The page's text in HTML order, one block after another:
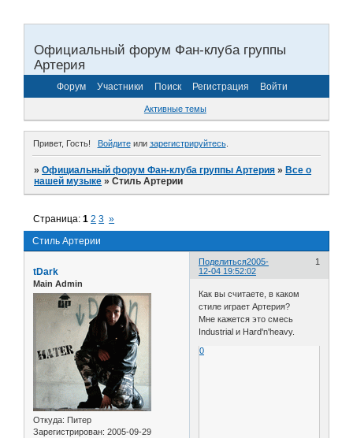
Официальный форум Фан-клуба группы
Артерия
Форум Участники Поиск Регистрация Войти
Активные темы
Привет, Гость! Войдитеили зарегистрируйтесь.
»Официальный форум Фан-клуба группы Артерия »Все о
нашей музыке »Стиль Артерии
Стиль Артерии
Страница:1 2 3 »
Поделиться 1
2005-
12-04 19:52:02
tDark
Main Admin
Откуда: Питер
Зарегистрирован: 2005-09-29
Как вы считаете, в каком
стиле играет Артерия?
Мне кажется это смесь
Industrial и Hard'n'heavy.
0